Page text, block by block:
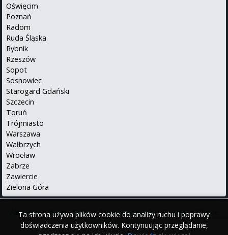
Ta strona używa plików cookie do analizy ruchu i poprawy
doświadczenia użytkowników. Kontynuując przeglądanie,
Oświęcim
Poznań
Radom
Ruda Śląska
Rybnik
Rzeszów
Sopot
Sosnowiec
Starogard Gdański
Szczecin
Toruń
Trójmiasto
Warszawa
Wałbrzych
Wrocław
Zabrze
Zawiercie
Zielona Góra
About us•Privacy Policy• Translations info•Contact•iPhone
•Android Po polsku